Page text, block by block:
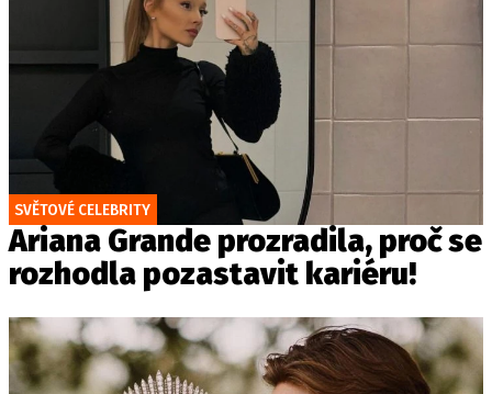
SVĚTOVÉ CELEBRITY
Ariana Grande prozradila, proč se
rozhodla pozastavit kariéru!